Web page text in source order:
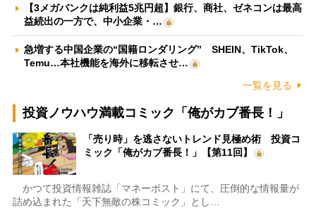
【3メガバンクは純利益5兆円超】銀行、商社、ゼネコンは最高
益続出の一方で、中小企業・…
急増する中国企業の“国籍ロンダリング” SHEIN、TikTok、
Temu…本社機能を海外に移転させ…
一覧を見る
投資ノウハウ満載コミック「俺がカブ番長！」
「売り時」を逃さないトレンド見極め術 投資コ
ミック「俺がカブ番長！」【第11回】
かつて投資情報雑誌「マネーポスト」にて、圧倒的な情報量が
詰め込まれた「天下無敵の株コミック」とし…